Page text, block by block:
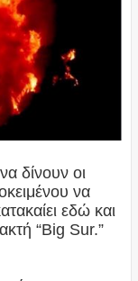
δίνουν οι
να
εδώ και
“Big Sur.”